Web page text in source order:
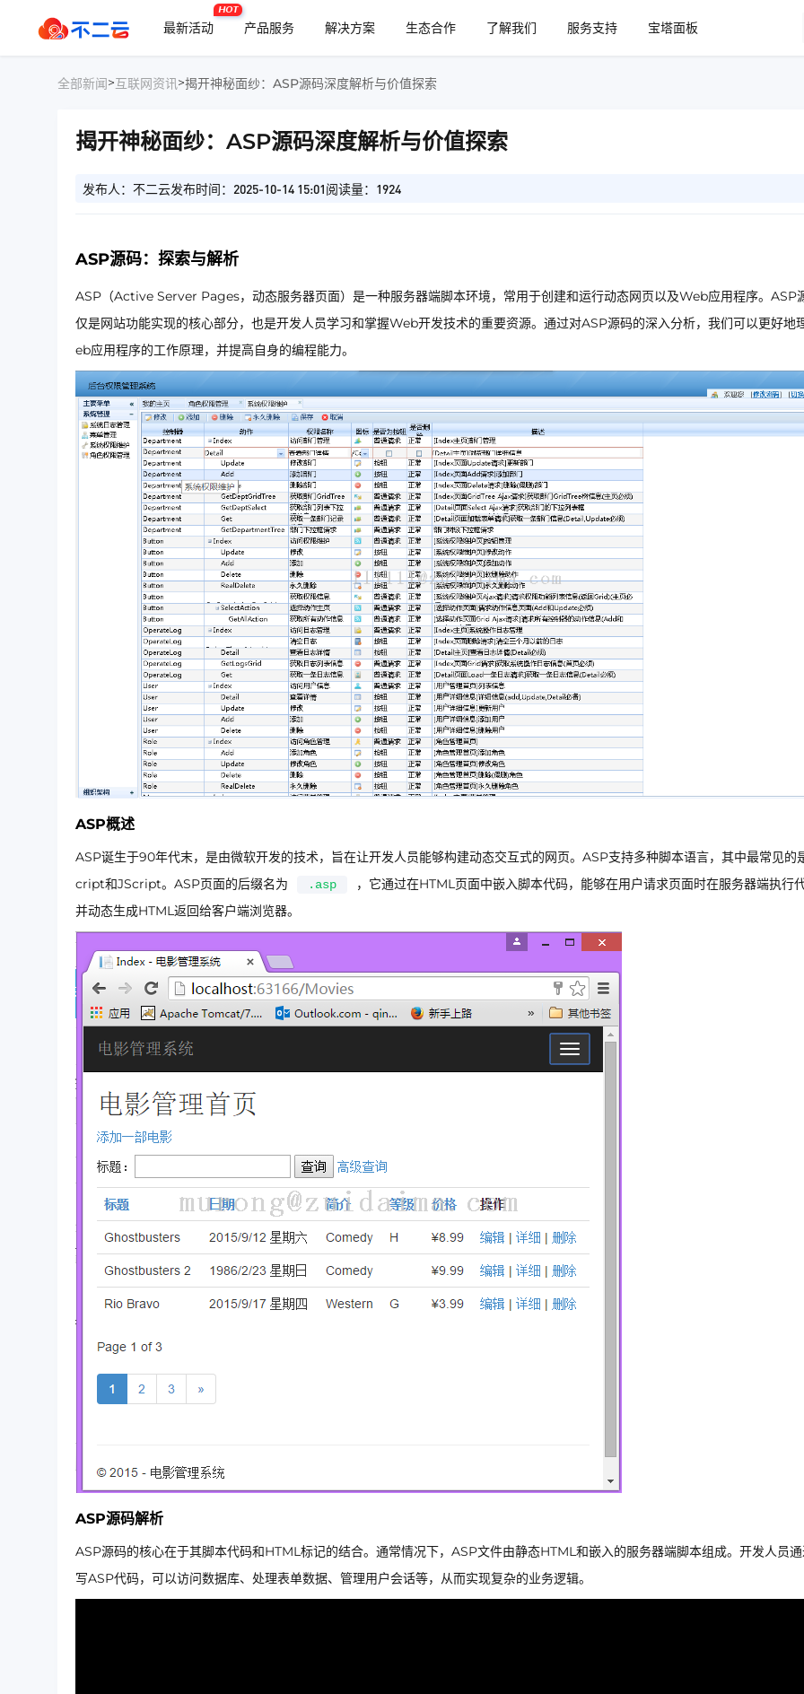
最新活动
HOT
产品服务 解决方案 生态合作 了解我们 服务支持 宝塔面板
全部新闻>互联网资讯>揭开神秘面纱：ASP源码深度解析与价值探索
揭开神秘面纱：ASP源码深度解析与价值探索
发布人：不二云发布时间：2025-10-14 15:01阅读量：1924
ASP源码：探索与解析
ASP（Active Server Pages，动态服务器页面）是一种服务器端脚本环境，常用于创建和运行动态网页以及Web应用程序。ASP
仅是网站功能实现的核心部分，也是开发人员学习和掌握Web开发技术的重要资源。通过对ASP源码的深入分析，我们可以更好地
eb应用程序的工作原理，并提高自身的编程能力。
ASP概述
ASP诞生于90年代末，是由微软开发的技术，旨在让开发人员能够构建动态交互式的网页。ASP支持多种脚本语言，其中最常见的
cript和JScript。ASP页面的后缀名为
.asp
，它通过在HTML页面中嵌入脚本代码，能够在用户请求页面时在服务器端执行
并动态生成HTML返回给客户端浏览器。
ASP源码解析
ASP源码的核心在于其脚本代码和HTML标记的结合。通常情况下，ASP文件由静态HTML和嵌入的服务器端脚本组成。开发人员
写ASP代码，可以访问数据库、处理表单数据、管理用户会话等，从而实现复杂的业务逻辑。